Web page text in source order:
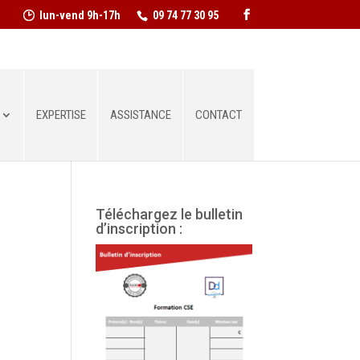
09 74 77 30 95
lun-vend 9h-17h
EXPERTISE ASSISTANCE CONTACT
Téléchargez le bulletin
d’inscription :